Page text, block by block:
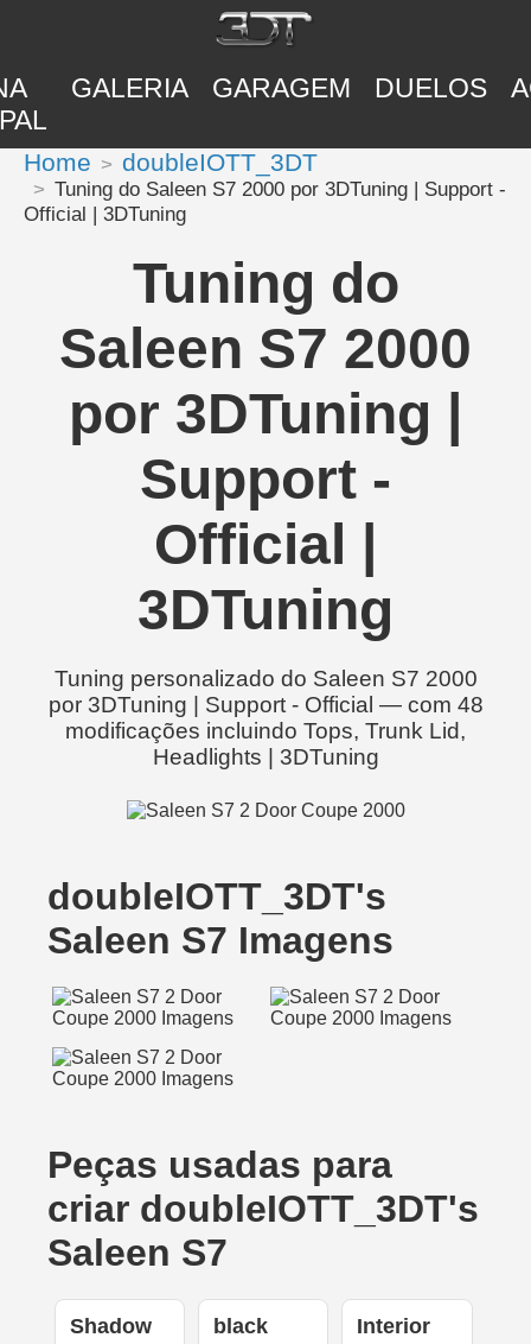
GALERIA GARAGEM DUELOS
Home doubleIOTT_3DT
Tuning do Saleen S7 2000 por 3DTuning | Support -
Official | 3DTuning
Tuning do
Saleen S7 2000
por 3DTuning |
Support -
Official |
3DTuning
Tuning personalizado do Saleen S7 2000
por 3DTuning | Support - Official — com 48
modificações incluindo Tops, Trunk Lid,
Headlights | 3DTuning
doubleIOTT_3DT's
Saleen S7 Imagens
Peças usadas para
criar doubleIOTT_3DT's
Saleen S7
Shadow black Interior